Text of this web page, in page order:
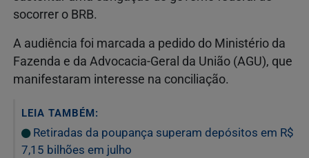
socorrer o BRB.
A audiência foi marcada a pedido do Ministério da
Fazenda e da Advocacia-Geral da União (AGU), que
manifestaram interesse na conciliação.
LEIA TAMBÉM:
Retiradas da poupança superam depósitos em R$
7,15 bilhões em julho